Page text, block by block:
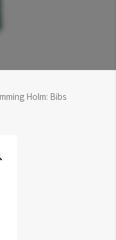
Holm: Bibs